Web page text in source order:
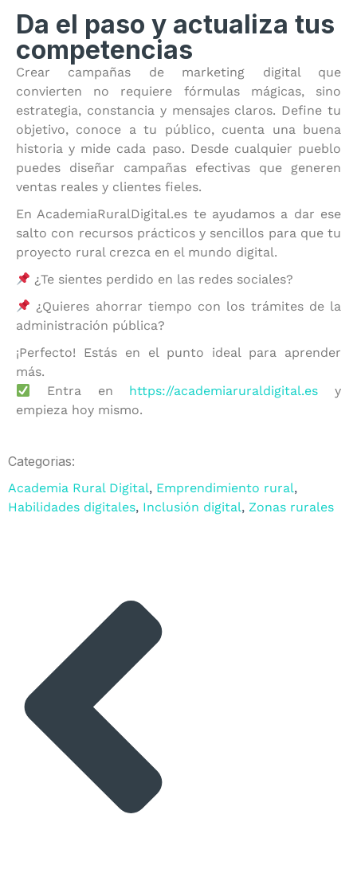
Da el paso y actualiza tus
competencias
Crear campañas de marketing digital que
convierten no requiere fórmulas mágicas, sino
estrategia, constancia y mensajes claros. Define tu
objetivo, conoce a tu público, cuenta una buena
historia y mide cada paso. Desde cualquier pueblo
puedes diseñar campañas efectivas que generen
ventas reales y clientes fieles.
En AcademiaRuralDigital.es te ayudamos a dar ese
salto con recursos prácticos y sencillos para que tu
proyecto rural crezca en el mundo digital.
¿Te sientes perdido en las redes sociales?
¿Quieres ahorrar tiempo con los trámites de la
administración pública?
¡Perfecto! Estás en el punto ideal para aprender
más.
Entra en https://academiaruraldigital.es y
empieza hoy mismo.
Categorias:
Academia Rural Digital, Emprendimiento rural,
Habilidades digitales, Inclusión digital, Zonas rurales